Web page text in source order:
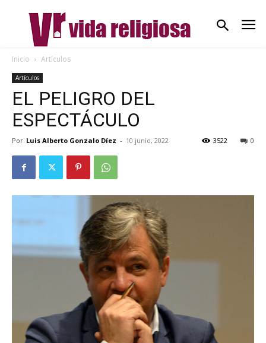
Inicio Artículos
Artículos
EL PELIGRO DEL
ESPECTÁCULO
Por Luis Alberto Gonzalo Díez - 10 junio, 2022 0
3522